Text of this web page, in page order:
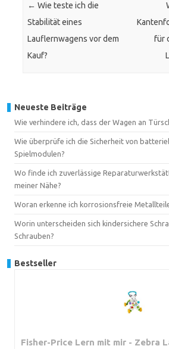
← Wie teste ich die
Stabilität eines
Lauflernwagens vor dem
Kauf?
für
Neueste Beiträge
Wie verhindere ich, dass der Wagen an
Wie überprüfe ich die Sicherheit von
Spielmodulen?
Wo finde ich zuverlässige
meiner Nähe?
Woran erkenne ich korrosionsfreie
Worin unterscheiden sich kindersichere
Schrauben?
Bestseller
Fisher-Price Lern mit mir - Zebra